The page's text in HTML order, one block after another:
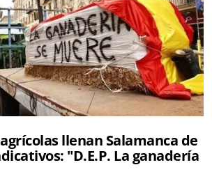
llenan Salamanca de
"D.E.P. La ganadería